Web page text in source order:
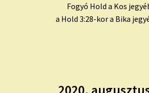
Fogyó Hold a Kos
a Hold 3:28-kor a Bika